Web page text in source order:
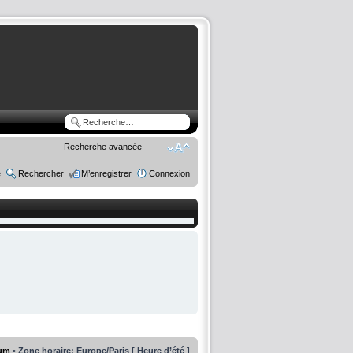
Recherche avancée
Rechercher M’enregistrer Connexion
• Zone horaire: Europe/Paris [ Heure d’été ]